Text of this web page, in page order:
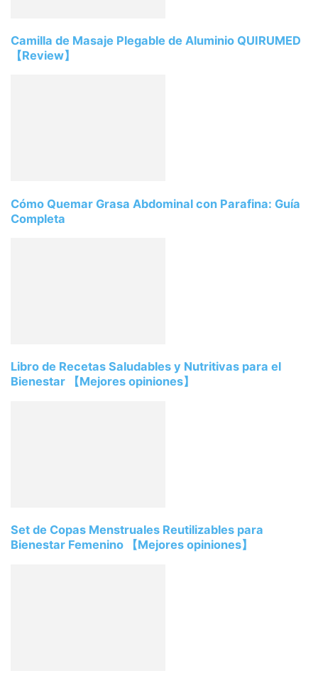
Camilla de Masaje Plegable de Aluminio QUIRUMED
【Review】
Cómo Quemar Grasa Abdominal con Parafina: Guía
Completa
Libro de Recetas Saludables y Nutritivas para el
Bienestar 【Mejores opiniones】
Set de Copas Menstruales Reutilizables para
Bienestar Femenino 【Mejores opiniones】